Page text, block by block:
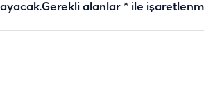
Gerekli alanlar * ile